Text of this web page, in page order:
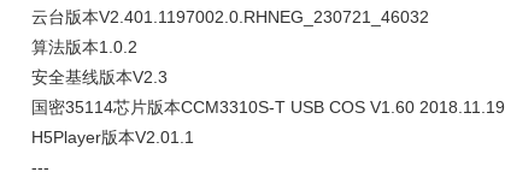
云台版本V2.401.1197002.0.RHNEG_230721_46032
算法版本1.0.2
安全基线版本V2.3
国密35114芯片版本CCM3310S-T USB COS V1.60 2018.11.19
H5Player版本V2.01.1
---